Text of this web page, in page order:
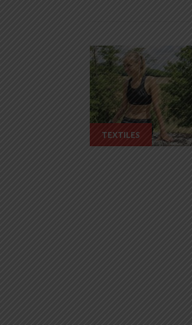
TEXTILES